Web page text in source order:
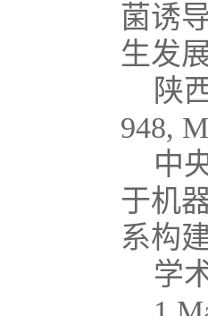
菌诱
生发
陕
948,
中
于机
系构
学